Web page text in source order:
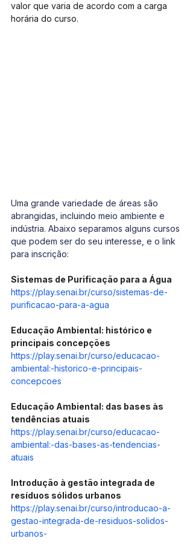
valor que varia de acordo com a carga
horária do curso.
Uma grande variedade de áreas são
abrangidas, incluindo meio ambiente e
indústria. Abaixo separamos alguns cursos
que podem ser do seu interesse, e o link
para inscrição:
Sistemas de Purificação para a Água
https://play.senai.br/curso/sistemas-de-
purificacao-para-a-agua
Educação Ambiental: histórico e
principais concepções
https://play.senai.br/curso/educacao-
ambiental:-historico-e-principais-
concepcoes
Educação Ambiental: das bases às
tendências atuais
https://play.senai.br/curso/educacao-
ambiental:-das-bases-as-tendencias-
atuais
Introdução à gestão integrada de
resíduos sólidos urbanos
https://play.senai.br/curso/introducao-a-
gestao-integrada-de-residuos-solidos-
urbanos-